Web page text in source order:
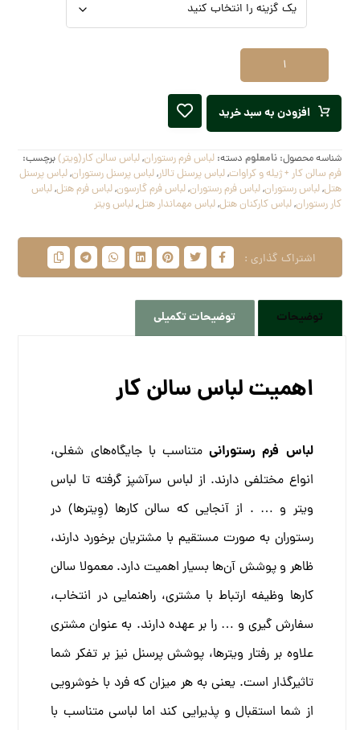
افزودن به سبد خرید
شناسه محصول:نامعلوم دسته:لباس فرم رستوران,لباس سالن کار(ویتر)برچسب:
فرم سالن کار + ژیله و کراوات,لباس پرسنل تالار,لباس پرسنل رستوران,لباس پرسنل
هتل,لباس رستوران,لباس فرم رستوران,لباس فرم گارسون,لباس فرم هتل,لباس
کار رستوران,لباس کارکنان هتل,لباس مهماندار هتل,لباس ویتر
توضیحات توضیحات تکمیلی
اهمیت لباس سالن کار
لباس فرم رستورانیمتناسب با جایگاه‌های شغلی،
انواع مختلفی دارند. از لباس سرآشپزگرفته تا لباس
ویتر و … . از آنجایی که سالن کارها (وِیترها) در
رستوران به صورت مستقیم با مشتریان برخورد دارند،
ظاهر و پوشش آن‌ها بسیار اهمیت دارد. معمولا سالن
کارها وظیفه ارتباط با مشتری، راهنمایی در انتخاب،
سفارش گیری و … را بر عهده دارند. به عنوان مشتری
علاوه بر رفتار ویترها، پوشش پرسنل نیز بر تفکر شما
تاثیرگذار است. یعنی به هر میزان که فرد با خوشرویی
از شما استقبال و پذیرایی کند اما لباسی متناسب با